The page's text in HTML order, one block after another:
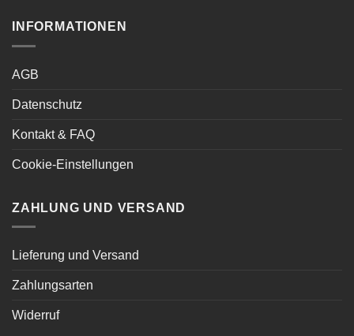
INFORMATIONEN
AGB
Datenschutz
Kontakt & FAQ
Cookie-Einstellungen
ZAHLUNG UND VERSAND
Lieferung und Versand
Zahlungsarten
Widerruf